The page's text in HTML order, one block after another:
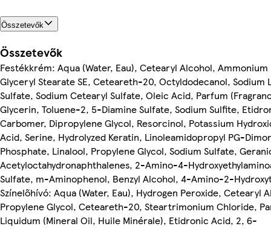
Összetevők
Összetevők
Festékkrém: Aqua (Water, Eau), Cetearyl Alcohol,
Glyceryl Stearate SE, Ceteareth-20, Octyldodecanol, Sodium
Sulfate, Sodium Cetearyl Sulfate, Oleic Acid, Parfum
Glycerin, Toluene-2, 5-Diamine Sulfate, Sodium Sulfite,
Carbomer, Dipropylene Glycol, Resorcinol, Potassium
Acid, Serine, Hydrolyzed Keratin, Linoleamidopropyl PG-
Phosphate, Linalool, Propylene Glycol, Sodium Sulfate,
Acetyloctahydronaphthalenes, 2-Amino-4-
Sulfate, m-Aminophenol, Benzyl Alcohol, 4-Amino-2-
Színelőhívó: Aqua (Water, Eau), Hydrogen Peroxide, Cetearyl
Propylene Glycol, Ceteareth-20, Steartrimonium Chloride,
Liquidum (Mineral Oil, Huile Minérale), Etidronic Acid, 2, 6-